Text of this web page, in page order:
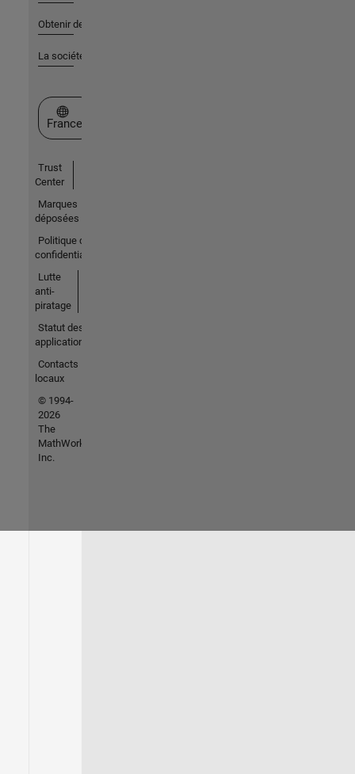
Obtenir de l'aide
La société
Sélectionner un site web
France
Trust
Center
Marques
déposées
Politique de
confidentialité
Lutte
anti-
piratage
Statut des
applications
Contacts
locaux
© 1994-
2026
The
MathWorks,
Inc.